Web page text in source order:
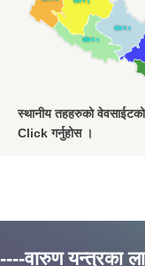
स्थानीय तहहरुको वेवसाईटको
Click गर्नुहोस ।
----वारुण यन्त्रका